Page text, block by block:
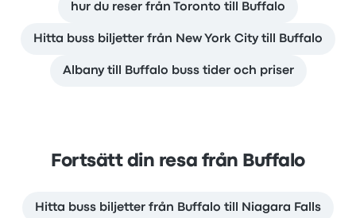
hur du reser från Toronto till Buffalo
Hitta buss biljetter från New York City till Buffalo
Albany till Buffalo buss tider och priser
Fortsätt din resa från Buffalo
Hitta buss biljetter från Buffalo till Niagara Falls